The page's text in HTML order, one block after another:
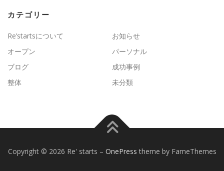
カテゴリー
Re’startsについて
お知らせ
オープン
パーソナル
ブログ
成功事例
整体
未分類
Copyright © 2026 Re' starts – OnePress theme by FameThemes